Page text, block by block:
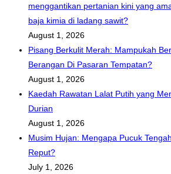
menggantikan pertanian kini yang
baja kimia di ladang sawit?
August 1, 2026
Pisang Berkulit Merah: Mampukah
Berangan Di Pasaran Tempatan?
August 1, 2026
Kaedah Rawatan Lalat Putih yang
Durian
August 1, 2026
Musim Hujan: Mengapa Pucuk
Reput?
July 1, 2026